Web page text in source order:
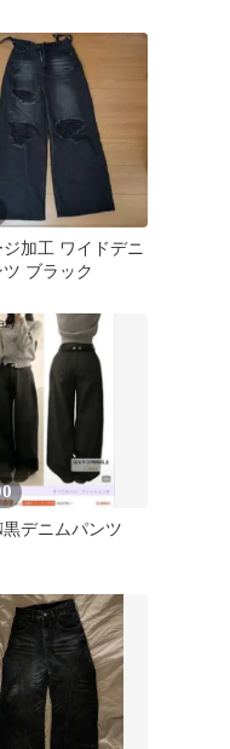
ジ加工 ワイドデニ
ツ ブラック
黒デニムパンツ